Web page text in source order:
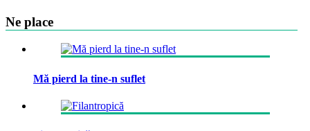
Ne place
Mă pierd la tine-n suflet